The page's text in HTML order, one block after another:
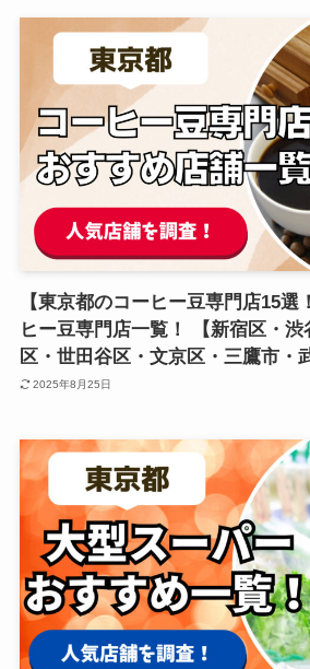
【東京都のコーヒー豆専門店15
ヒー豆専門店一覧！ 【新宿区・
区・世田谷区・文京区・三鷹市・
2025年8月25日